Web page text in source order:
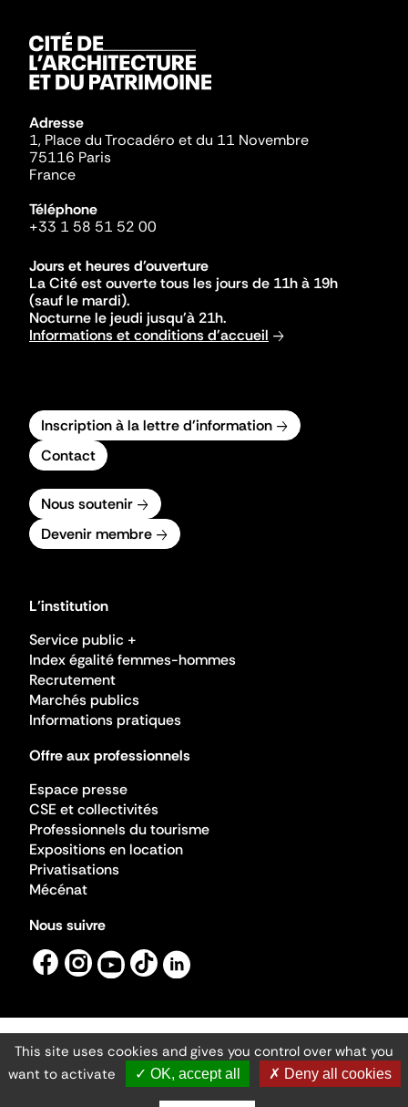
Adresse
1, Place du Trocadéro et du 11 Novembre
75116 Paris
France
Téléphone
+33 1 58 51 52 00
Jours et heures d'ouverture
La Cité est ouverte tous les jours de 11h à 19h
(sauf le mardi).
Nocturne le jeudi jusqu'à 21h.
Informations et conditions d'accueil
Inscription à la lettre d'information
Contact
Nous soutenir
Devenir membre
L'institution
Service public +
Index égalité femmes-hommes
Recrutement
Marchés publics
Informations pratiques
Offre aux professionnels
Espace presse
CSE et collectivités
Professionnels du tourisme
Expositions en location
Privatisations
Mécénat
Nous suivre
Mentions légales
Gestion des cookies
Accessibilité numérique
Ministère de la Culture ©2026
- Cité de l'architecture et du patrimoine
This site uses cookies and gives you control over what you
want to activate
✓ OK, accept all ✗ Deny all cookies